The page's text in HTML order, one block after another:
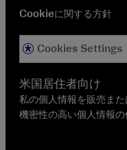
Cookieに関する方針
Cookies Settings
米国居住者向け
私の個人情報を販売ま
機密性の高い個人情報